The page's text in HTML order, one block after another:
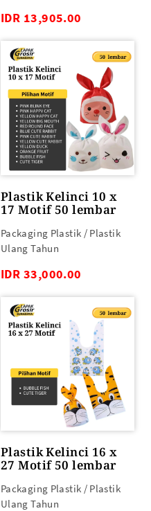
IDR 13,905.00
Plastik Kelinci 10 x
17 Motif 50 lembar
Packaging Plastik / Plastik
Ulang Tahun
IDR 33,000.00
Plastik Kelinci 16 x
27 Motif 50 lembar
Packaging Plastik / Plastik
Ulang Tahun